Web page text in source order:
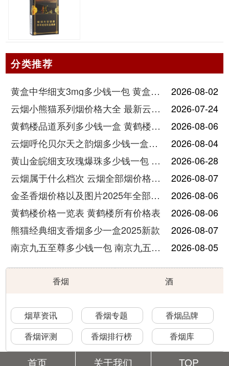
分类推荐
黄盒中华细支3mg多少钱一包 黄盒中华细支3mg香烟价格查询
2026-08-02
云烟小熊猫系列烟价格大全 最新云烟小熊猫图片报价
2026-07-24
黄鹤楼品道系列多少钱一盒 黄鹤楼品道系列香烟价格表图片
2026-08-06
云烟呼伦贝尔天之韵烟多少钱一盒中支价格
2026-08-04
黄山金皖细支玫瑰爆珠多少钱一包 黄山金皖细支玫瑰爆珠2025最新价格
2026-06-28
云烟属于什么档次 云烟全部烟价格表大全
2026-08-07
金圣香烟价格以及图片2025年全部价格
2026-08-06
黄鹤楼价格一览表 黄鹤楼所有价格表
2026-08-06
熊猫经典细支香烟多少一盒2025新款
2026-08-07
南京九五至尊多少钱一包 南京九五至尊价格及图片
2026-08-05
香烟 酒
烟草资讯 香烟专题
香烟品牌
香烟评测
香烟排行榜 香烟库
首页 关于我们 TOP